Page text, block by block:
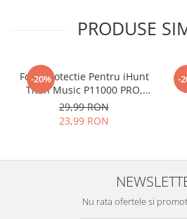
esteNano
Acestag
SPARGE in mii
ascutite si
zgarieturi si
INTARESTE
Folia avand
PRODUSE
-20%
Folie Protectie Pentru iHunt
Titan Music P11000 PRO,
VDOO
29,99 RON
23,99 RON
-
Nu rata ofertele si